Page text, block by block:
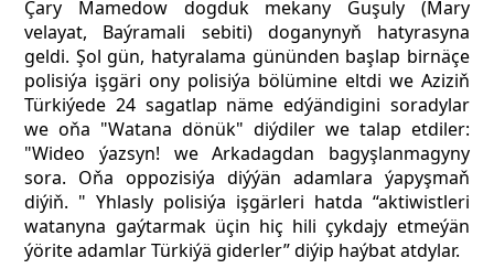
Çary Mamеdow dogduk mekany Guşuly (Mary
velayat, Baýramali sebiti) doganynyň hatyrasyna
geldi. Şol gün, hatyralama gününden başlap birnäçe
polisiýa işgäri ony polisiýa bölümine eltdi we Aziziň
Türkiýede 24 sagatlap näme edýändigini soradylar
we oňa "Watana dönük" diýdiler we talap etdiler:
"Wideo ýazsyn! we Arkadagdan bagyşlanmagyny
sora. Oňa oppozisiýa diýýän adamlara ýapyşmaň
diýiň. " Yhlasly polisiýa işgärleri hatda “aktiwistleri
watanyna gaýtarmak üçin hiç hili çykdajy etmeýän
ýörite adamlar Türkiýä giderler” diýip haýbat atdylar.